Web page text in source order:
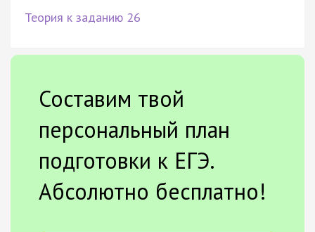
Теория к заданию 26
Составим твой
персональный план
подготовки к ЕГЭ.
Абсолютно бесплатно!